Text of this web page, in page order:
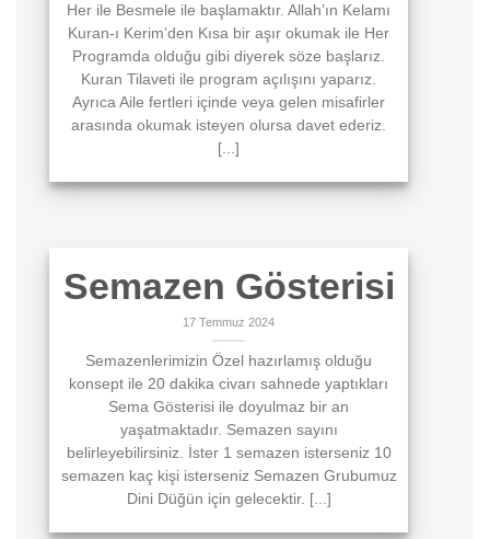
Her ile Besmele ile başlamaktır. Allah’ın Kelamı
Kuran-ı Kerim’den Kısa bir aşır okumak ile Her
Programda olduğu gibi diyerek söze başlarız.
Kuran Tilaveti ile program açılışını yaparız.
Ayrıca Aile fertleri içinde veya gelen misafirler
arasında okumak isteyen olursa davet ederiz.
[...]
Semazen Gösterisi
17 Temmuz 2024
Semazenlerimizin Özel hazırlamış olduğu
konsept ile 20 dakika civarı sahnede yaptıkları
Sema Gösterisi ile doyulmaz bir an
yaşatmaktadır. Semazen sayını
belirleyebilirsiniz. İster 1 semazen isterseniz 10
semazen kaç kişi isterseniz Semazen Grubumuz
Dini Düğün için gelecektir. [...]